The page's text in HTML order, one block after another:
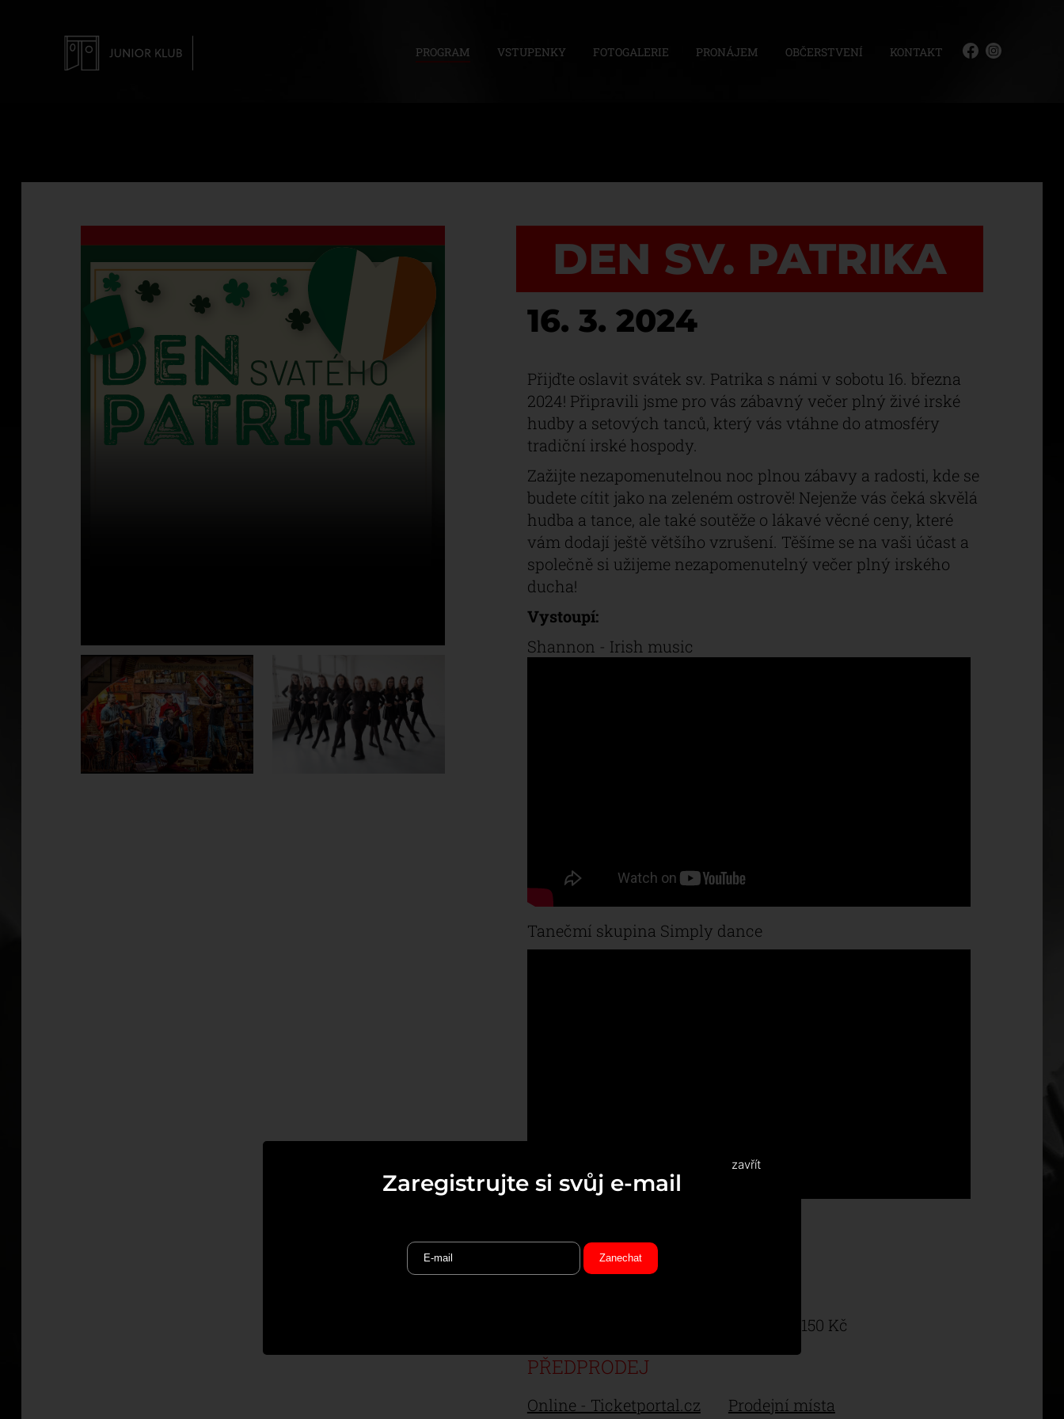
PROGRAM VSTUPENKY FOTOGALERIE PRONÁJEM OBČERSTVENÍ KONTAKT
DEN SV. PATRIKA
16. 3. 2024
Přijďte oslavit svátek sv. Patrika s námi v sobotu 16. března
2024! Připravili jsme pro vás zábavný večer plný živé irské
hudby a setových tanců, který vás vtáhne do atmosféry
tradiční irské hospody.
Zažijte nezapomenutelnou noc plnou zábavy a radosti, kde se
budete cítit jako na zeleném ostrově! Nejenže vás čeká skvělá
hudba a tance, ale také soutěže o lákavé věcné ceny, které
vám dodají ještě většího vzrušení. Těšíme se na vaši účast a
společně si užijeme nezapomenutelný večer plný irského
ducha!
Vystoupí:
Shannon - Irish music
Tanečmí skupina Simply dance
Začátek koncertu:
Předprodej: 100 Kč Na místě: 150 Kč
PŘEDPRODEJ
Online - Ticketportal.cz Prodejní místa
zavřít
Zaregistrujte si svůj e-mail